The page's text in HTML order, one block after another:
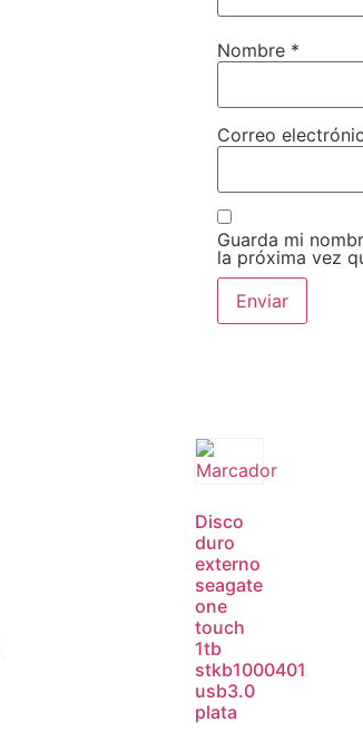
Nombre *
Correo
Guarda mi
la próxima vez
Disco
duro
externo
seagate
one
touch
1tb
stkb1000401
usb3.0
plata